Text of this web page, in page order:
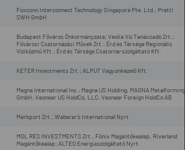
Foxconn Interconnect Technology Singapore Pte. Ltd.; Prettl
SWH GmbH
Budapest Főváros Önkormányzata; Veolia Víz Tanácsadó Zrt.;
Fővárosi Csatornázási Művek Zrt.; Érd és Térsége Regionális
Víziközmű Kft.; Érd és Térsége Csatorna-szolgáltató Kft.
KETER Investments Zrt.; ALPUT Vagyonkezelő Kft.
Magna International Inc.; Magna US Holding; MAGNA Metalforming
GmbH; Veoneer US HoldCo, LLC; Veoneer Foreign HoldCo AB
Merkport Zrt., Waberer’s International Nyrt.
MOL RES INVESTMENTS Zrt., Főnix Magántőkealap, Riverland
Magántőkealap; ALTEO Energiaszolgáltató Nyrt.